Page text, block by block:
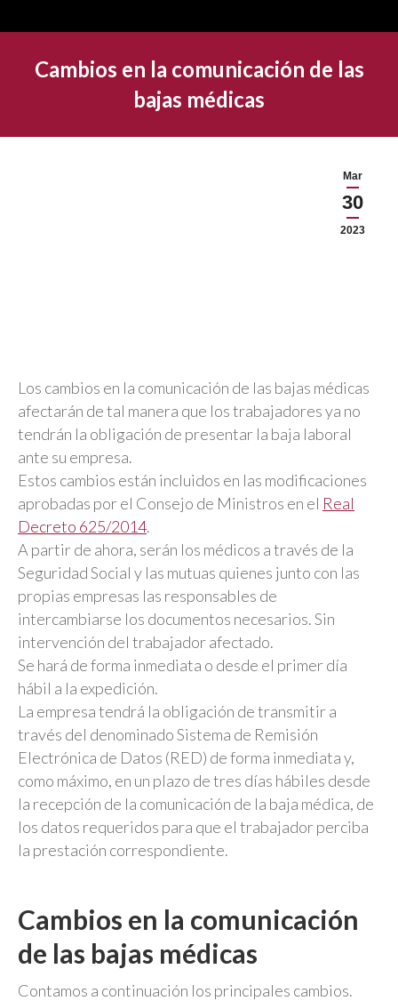
Cambios en la comunicación de las
bajas médicas
Mar
30
2023
Los cambios en la comunicación de las bajas médicas
afectarán de tal manera que los trabajadores ya no
tendrán la obligación de presentar la baja laboral
ante su empresa.
Estos cambios están incluidos en las modificaciones
aprobadas por el Consejo de Ministros en el Real
Decreto 625/2014.
A partir de ahora, serán los médicos a través de la
Seguridad Social y las mutuas quienes junto con las
propias empresas las responsables de
intercambiarse los documentos necesarios. Sin
intervención del trabajador afectado.
Se hará de forma inmediata o desde el primer día
hábil a la expedición.
La empresa tendrá la obligación de transmitir a
través del denominado Sistema de Remisión
Electrónica de Datos (RED) de forma inmediata y,
como máximo, en un plazo de tres días hábiles desde
la recepción de la comunicación de la baja médica, de
los datos requeridos para que el trabajador perciba
la prestación correspondiente.
Cambios en la comunicación
de las bajas médicas
Contamos a continuación los principales cambios.